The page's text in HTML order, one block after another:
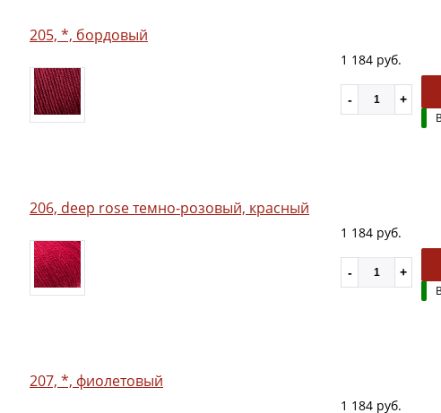
205, *, бордовый
1 184 руб.
206, deep rose темно-розовый, красный
1 184 руб.
207, *, фиолетовый
1 184 руб.